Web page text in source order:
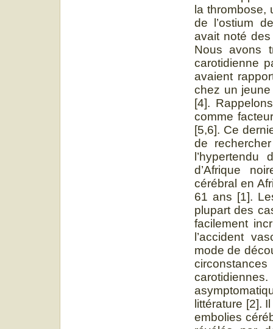
la thrombose,
de l’ostium
avait noté
Nous avons
carotidienne
avaient
chez un
[4].
comme
[5,6]. Ce
de
d’Afrique
cérébral en
61 ans [1].
plupart des
facilement
l’accident
mode de
littérature [2].
embolies